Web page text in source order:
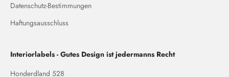
Datenschutz-Bestimmungen
Haftungsausschluss
Interiorlabels - Gutes Design ist jedermanns Recht
Honderdland 528